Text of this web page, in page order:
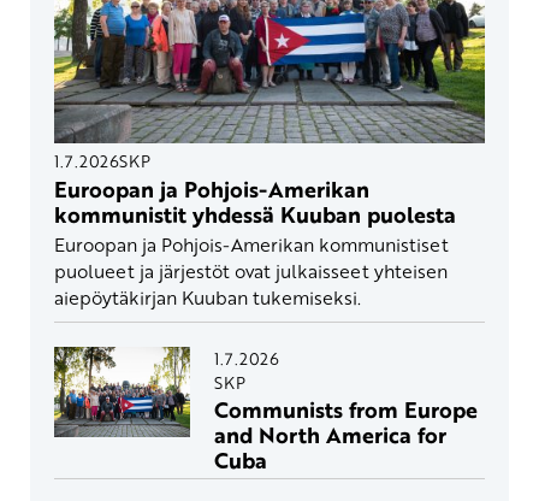
1.7.2026SKP
Euroopan ja Pohjois-Amerikan
kommunistit yhdessä Kuuban puolesta
Euroopan ja Pohjois-Amerikan kommunistiset
puolueet ja järjestöt ovat julkaisseet yhteisen
aiepöytäkirjan Kuuban tukemiseksi.
1.7.2026
SKP
Communists from Europe
and North America for
Cuba